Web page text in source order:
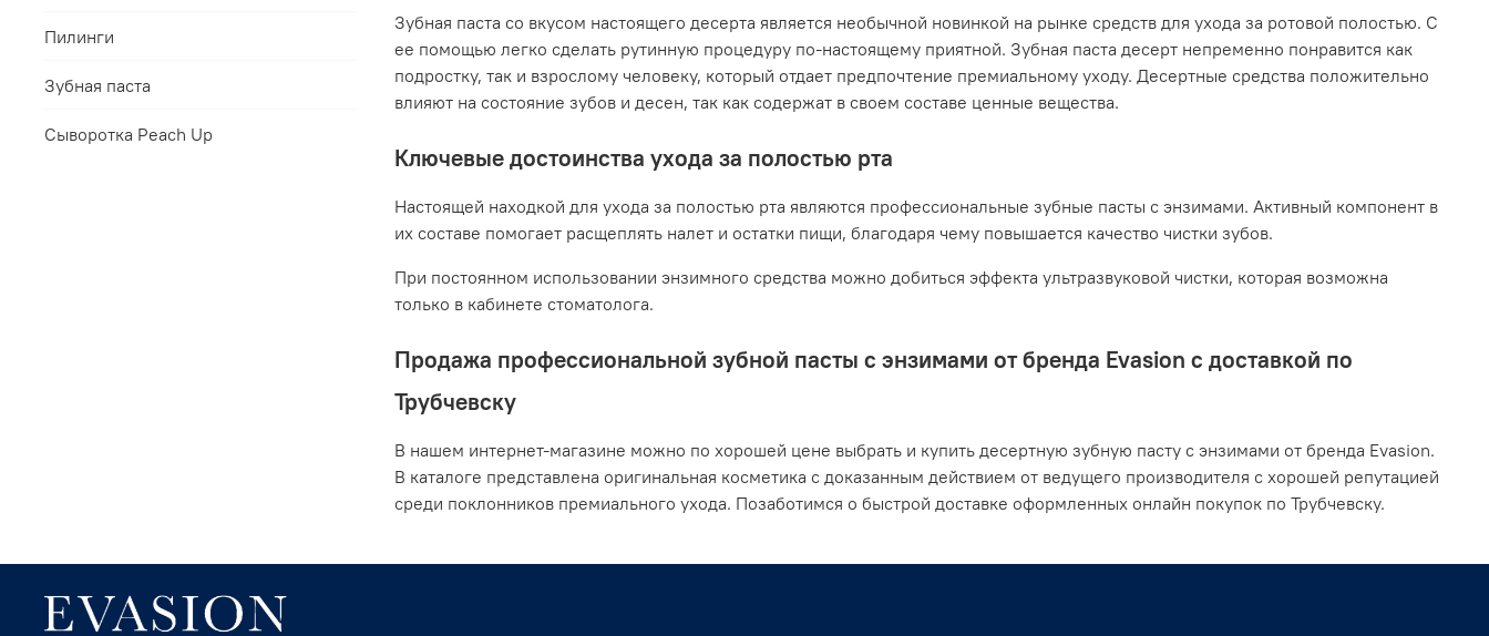
Зубная паста со вкусом настоящего десерта является необычной новинкой на рынке средств для ухода за ротовой полостью. С
ее помощью легко сделать рутинную процедуру по-настоящему приятной. Зубная паста десерт непременно понравится как
подростку, так и взрослому человеку, который отдает предпочтение премиальному уходу. Десертные средства положительно
влияют на состояние зубов и десен, так как содержат в своем составе ценные вещества.
Ключевые достоинства ухода за полостью рта
Настоящей находкой для ухода за полостью рта являются профессиональные зубные пасты с энзимами. Активный компонент в
их составе помогает расщеплять налет и остатки пищи, благодаря чему повышается качество чистки зубов.
При постоянном использовании энзимного средства можно добиться эффекта ультразвуковой чистки, которая возможна
только в кабинете стоматолога.
Продажа профессиональной зубной пасты с энзимами от бренда Evasion с доставкой по
Трубчевску
В нашем интернет-магазине можно по хорошей цене выбрать и купить десертную зубную пасту с энзимами от бренда Evasion.
В каталоге представлена оригинальная косметика с доказанным действием от ведущего производителя с хорошей репутацией
среди поклонников премиального ухода. Позаботимся о быстрой доставке оформленных онлайн покупок по Трубчевску.
Пилинги
Зубная паста
Сыворотка Peach Up